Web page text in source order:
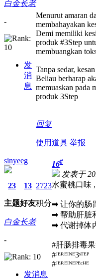
白金长老
-
发
消
息
Menurut amaran
membahayakan
Demi memiliki
produk #3Step
membuangkan
Tanpa sedar,
Beliau berharap
memuaskan pada
produk 3Step
回复
使用道具 举报
sinyeeg
23
主题
13
好友
2723
积分
白金长老
-
发消息
16#
发表于
水蜜桃口味
➡ 让你的肠
➡ 帮助肝脏
➡ 代谢掉体
#肝肠排毒
#ᴶᴱᴿᴱᴵᴺᴱ3ˢᵀᴱᴾ
#ᴶᴱᴿᴱᴵᴺᴱᴾᴱᶜᴴᴱ